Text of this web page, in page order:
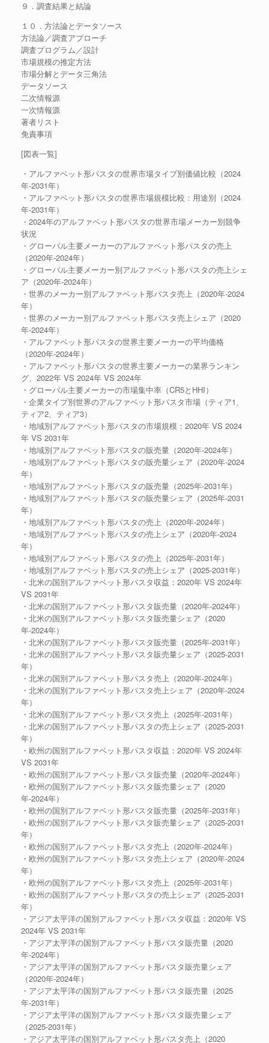
９．調査結果と結論
１０．方法論とデータソース
方法論／調査アプローチ
調査プログラム／設計
市場規模の推定方法
市場分解とデータ三角法
データソース
二次情報源
一次情報源
著者リスト
免責事項
[図表一覧]
・アルファベット形パスタの世界市場タイプ別価値比較（2024
年-2031年）
・アルファベット形パスタの世界市場規模比較：用途別（2024
年-2031年）
・2024年のアルファベット形パスタの世界市場メーカー別競争
状況
・グローバル主要メーカーのアルファベット形パスタの売上
（2020年-2024年）
・グローバル主要メーカー別アルファベット形パスタの売上シェ
ア（2020年-2024年）
・世界のメーカー別アルファベット形パスタ売上（2020年-2024
年）
・世界のメーカー別アルファベット形パスタ売上シェア（2020
年-2024年）
・アルファベット形パスタの世界主要メーカーの平均価格
（2020年-2024年）
・アルファベット形パスタの世界主要メーカーの業界ランキン
グ、2022年 VS 2024年 VS 2024年
・グローバル主要メーカーの市場集中率（CR5とHHI）
・企業タイプ別世界のアルファベット形パスタ市場（ティア1、
ティア2、ティア3）
・地域別アルファベット形パスタの市場規模：2020年 VS 2024
年 VS 2031年
・地域別アルファベット形パスタの販売量（2020年-2024年）
・地域別アルファベット形パスタの販売量シェア（2020年-2024
年）
・地域別アルファベット形パスタの販売量（2025年-2031年）
・地域別アルファベット形パスタの販売量シェア（2025年-2031
年）
・地域別アルファベット形パスタの売上（2020年-2024年）
・地域別アルファベット形パスタの売上シェア（2020年-2024
年）
・地域別アルファベット形パスタの売上（2025年-2031年）
・地域別アルファベット形パスタの売上シェア（2025-2031年）
・北米の国別アルファベット形パスタ収益：2020年 VS 2024年
VS 2031年
・北米の国別アルファベット形パスタ販売量（2020年-2024年）
・北米の国別アルファベット形パスタ販売量シェア（2020
年-2024年）
・北米の国別アルファベット形パスタ販売量（2025年-2031年）
・北米の国別アルファベット形パスタ販売量シェア（2025-2031
年）
・北米の国別アルファベット形パスタ売上（2020年-2024年）
・北米の国別アルファベット形パスタ売上シェア（2020年-2024
年）
・北米の国別アルファベット形パスタ売上（2025年-2031年）
・北米の国別アルファベット形パスタの売上シェア（2025-2031
年）
・欧州の国別アルファベット形パスタ収益：2020年 VS 2024年
VS 2031年
・欧州の国別アルファベット形パスタ販売量（2020年-2024年）
・欧州の国別アルファベット形パスタ販売量シェア（2020
年-2024年）
・欧州の国別アルファベット形パスタ販売量（2025年-2031年）
・欧州の国別アルファベット形パスタ販売量シェア（2025-2031
年）
・欧州の国別アルファベット形パスタ売上（2020年-2024年）
・欧州の国別アルファベット形パスタ売上シェア（2020年-2024
年）
・欧州の国別アルファベット形パスタ売上（2025年-2031年）
・欧州の国別アルファベット形パスタの売上シェア（2025-2031
年）
・アジア太平洋の国別アルファベット形パスタ収益：2020年 VS
2024年 VS 2031年
・アジア太平洋の国別アルファベット形パスタ販売量（2020
年-2024年）
・アジア太平洋の国別アルファベット形パスタ販売量シェア
（2020年-2024年）
・アジア太平洋の国別アルファベット形パスタ販売量（2025
年-2031年）
・アジア太平洋の国別アルファベット形パスタ販売量シェア
（2025-2031年）
・アジア太平洋の国別アルファベット形パスタ売上（2020